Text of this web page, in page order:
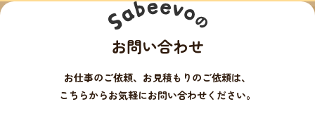
お問い合わせ
お仕事のご依頼、お見積もりのご依頼は、
こちらからお気軽にお問い合わせください。